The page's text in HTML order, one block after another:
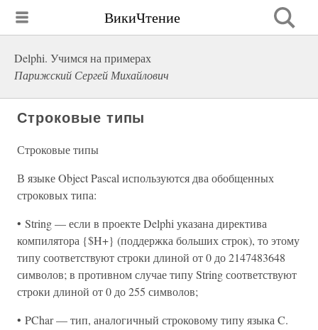
ВикиЧтение
Delphi. Учимся на примерах
Парижский Сергей Михайлович
Строковые типы
Строковые типы
В языке Object Pascal используются два обобщенных
строковых типа:
• String — если в проекте Delphi указана директива
компилятора {$H+} (поддержка больших строк), то этому
типу соответствуют строки длиной от 0 до 2147483648
символов; в противном случае типу String соответствуют
строки длиной от 0 до 255 символов;
• PChar — тип, аналогичный строковому типу языка C.